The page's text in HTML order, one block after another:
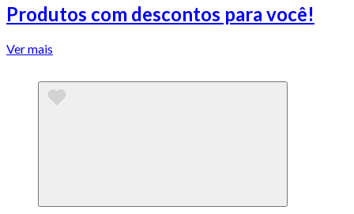
Produtos com descontos para você!
Ver mais